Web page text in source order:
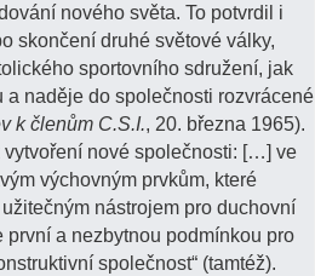
nového světa. To potvrdil i
skončení druhé světové války,
sportovního sdružení, jak
a naděje do společnosti rozvrácené
k členům C.S.I., 20. března 1965).
vytvoření nové společnosti: […] ve
výchovným prvkům, které
nástrojem pro duchovní
a nezbytnou podmínkou pro
společnost“ (tamtéž).